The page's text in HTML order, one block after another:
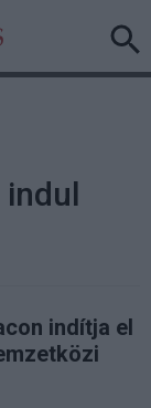
indul
indítja el